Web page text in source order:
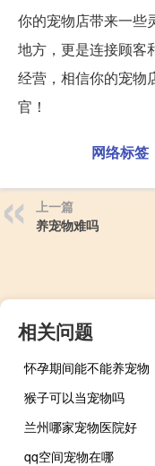
你的宠物店带来一些
地方，更是连接顾客
经营，相信你的宠物
官！
网络标签
上一篇
养宠物难吗
相关问题
怀孕期间能不能养宠物
猴子可以当宠物吗
兰州哪家宠物医院好
qq空间宠物在哪